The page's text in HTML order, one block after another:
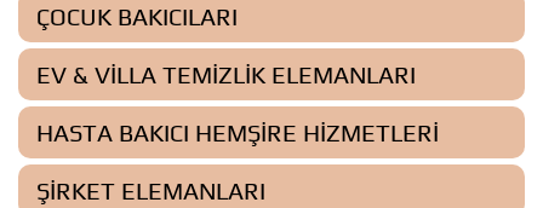
ÇOCUK BAKICILARI
EV & VILLA TEMIZLIK ELEMANLARI
HASTA BAKICI HEMŞIRE HIZMETLERI
ŞIRKET ELEMANLARI